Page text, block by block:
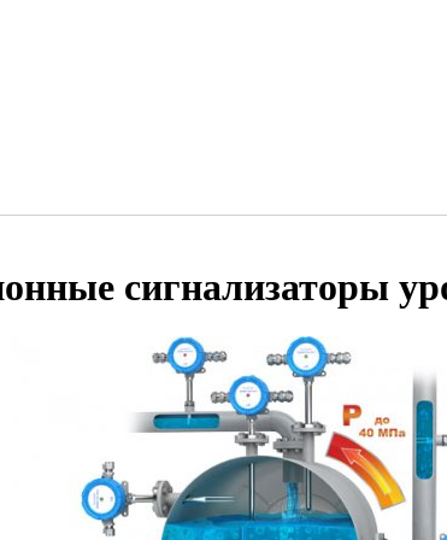
сигнализаторы